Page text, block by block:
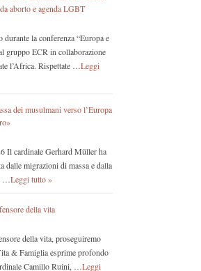
aborto e agenda LGBT
la conferenza “Europa e
gruppo ECR in collaborazione
l’Africa. Rispettate … Leggi
dei musulmani verso l’Europa
Il cardinale Gerhard Müller ha
dalle migrazioni di massa e dalla
Leggi tutto »
della vita
della vita, proseguiremo
& Famiglia esprime profondo
Camillo Ruini, … Leggi